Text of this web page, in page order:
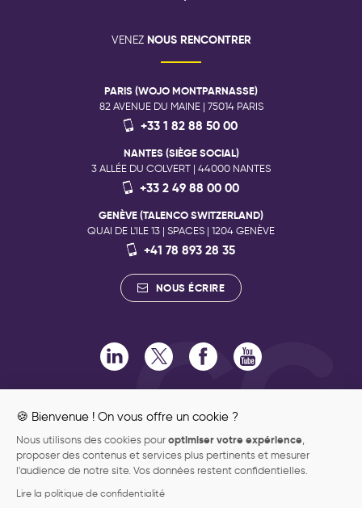
🍪 Bienvenue ! On vous offre un cookie ?
Nous utilisons des cookies pour optimiser votre expérience
proposer des contenus et services plus pertinents et mesurer
l'audience de notre site. Vos données restent confidentielles.
Lire la politique de confidentialité
VENEZ NOUS RENCONTRER
PARIS (WOJO MONTPARNASSE)
82 AVENUE DU MAINE | 75014 PARIS
+33 1 82 88 50 00
NANTES (SIÈGE SOCIAL)
3 ALLÉE DU COLVERT | 44000 NANTES
+33 2 49 88 00 00
GENÈVE (TALENCO SWITZERLAND)
QUAI DE L'ILE 13 | SPACES | 1204 GENÈVE
+41 78 893 28 35
NOUS ÉCRIRE
RECRUTEMENT
ENGAGEMENTS QUALITÉ
ENGAGEMENT PHILANTHROPIQUE